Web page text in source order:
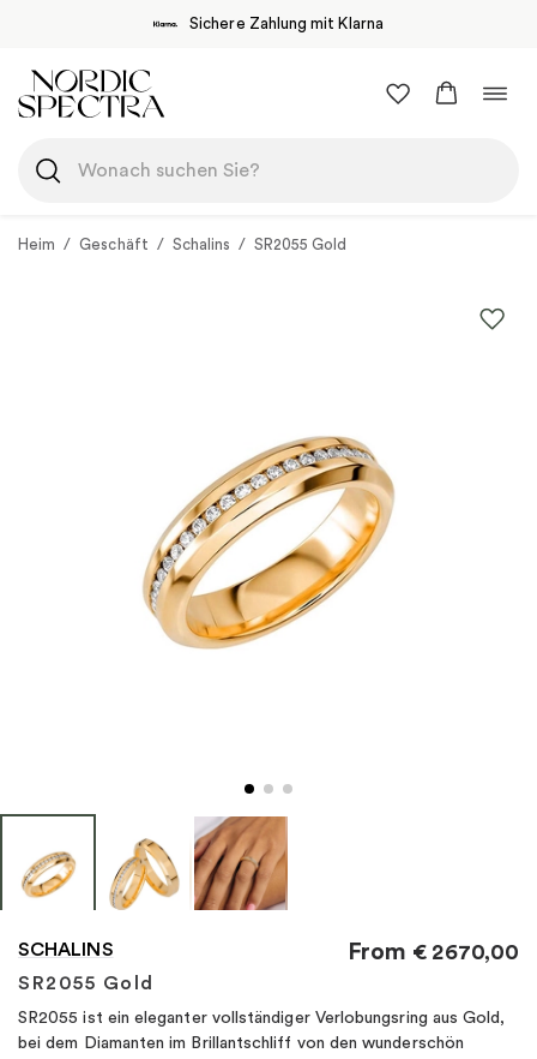
Sichere Zahlung mit Klarna
Inhalt
springen
Heim / Geschäft / Schalins / SR2055 Gold
SCHALINS
SR2055 Gold
From € 2670,00
SR2055 ist ein eleganter vollständiger Verlobungsring aus Gold,
bei dem Diamanten im Brillantschliff von den wunderschön